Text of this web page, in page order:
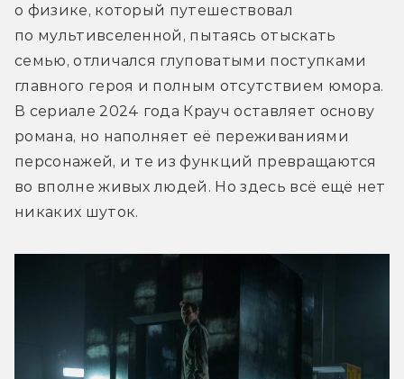
о физике, который путешествовал
по мультивселенной, пытаясь отыскать
семью, отличался глуповатыми поступками
главного героя и полным отсутствием юмора.
В сериале 2024 года Крауч оставляет основу
романа, но наполняет её переживаниями
персонажей, и те из функций превращаются
во вполне живых людей. Но здесь всё ещё нет
никаких шуток.